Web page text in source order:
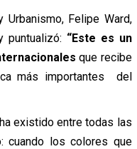
Felipe Ward,
puntualizó: “Este es un
que recibe
más importantes del
existido entre todas las
cuando los colores que